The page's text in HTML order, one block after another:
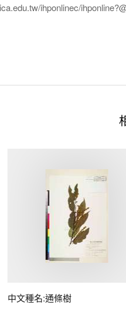
ihponlinec/
中文種名:通條樹